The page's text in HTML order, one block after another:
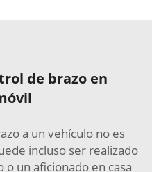
de brazo en
a un vehículo no es
incluso ser realizado
o un aficionado en casa